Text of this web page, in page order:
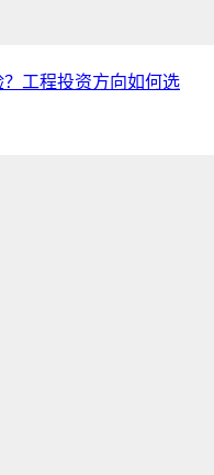
工程投资方向如何选